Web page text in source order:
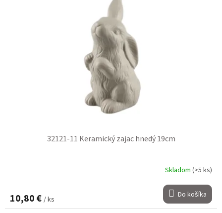
32121-11 Keramický zajac hnedý 19cm
Skladom (>5 ks)
10,80 € / ks Do košíka